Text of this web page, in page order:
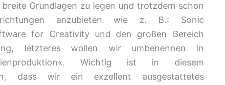
Grundlagen zu legen und trotzdem schon
anzubieten wie z. B.: Sonic
for Creativity und den großen Bereich
letzteres wollen wir umbenennen in
Wichtig ist in diesem
dass wir ein exzellent ausgestattetes